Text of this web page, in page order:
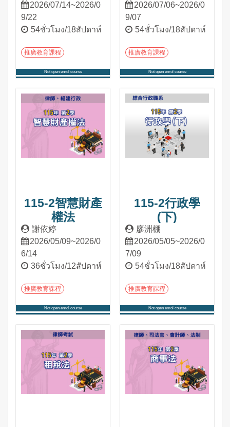
2026/07/14~2026/0
9/22
54ชั่วโมง/18สัปดาห์
推廣教育課程
Not open enrol course
2026/07/06~2026/0
9/07
54ชั่วโมง/18สัปดาห์
推廣教育課程
Not open enrol course
115-2智慧財產
權法
謝依婷
2026/05/09~2026/0
6/14
36ชั่วโมง/12สัปดาห์
推廣教育課程
Not open enrol course
115-2行政學
(下)
廖洲棚
2026/05/05~2026/0
7/09
54ชั่วโมง/18สัปดาห์
推廣教育課程
Not open enrol course